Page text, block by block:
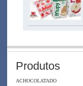
Produtos
ACHOCOLATADO